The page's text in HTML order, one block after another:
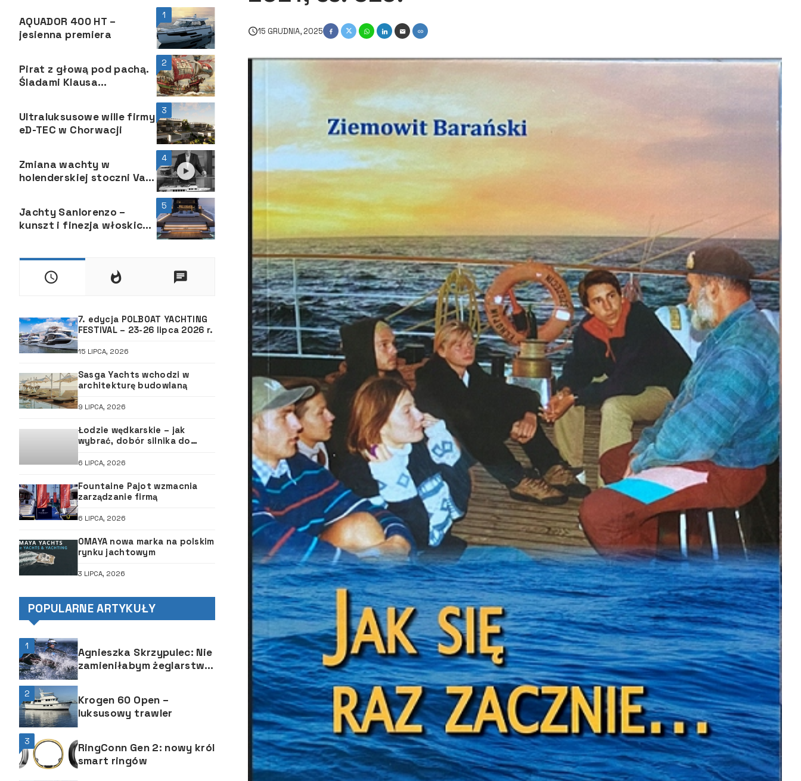
15 GRUDNIA, 2025
1
AQUADOR 400 HT –
jesienna premiera
2
Pirat z głową pod pachą.
Śladami Klausa
3
Ultraluksusowe wille firmy
eD-TEC w Chorwacji
4
Zmiana wachty w
holenderskiej stoczni Van
5
Jachty Sanlorenzo –
kunszt i finezja włoskich
7. edycja POLBOAT YACHTING
FESTIVAL – 23-26 lipca 2026 r.
15 LIPCA, 2026
Sasga Yachts wchodzi w
architekturę budowlaną
9 LIPCA, 2026
Łodzie wędkarskie – jak
wybrać, dobór silnika do
6 LIPCA, 2026
Fountaine Pajot wzmacnia
zarządzanie firmą
6 LIPCA, 2026
OMAYA nowa marka na polskim
rynku jachtowym
3 LIPCA, 2026
POPULARNE ARTYKUŁY
1
Agnieszka Skrzypulec: Nie
zamieniłabym żeglarstwa
na żaden inny sport
2
Krogen 60 Open –
luksusowy trawler
3
RingConn Gen 2: nowy król
smart ringów